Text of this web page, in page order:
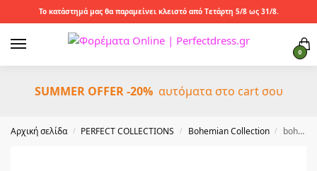
Το κατάστημά μας θα παραμείνει κλειστό από Τετάρτη 5/8 ως 31/8.
0
SUMMER OFFER -20%αυτόματα στο cart σου
Αρχική σελίδα / PERFECT COLLECTIONS / Bohemian Collection / boho πλεκτή ζώνη Monica beige